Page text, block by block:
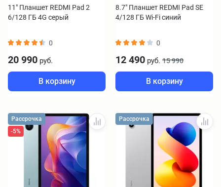
11" Планшет REDMI Pad 2
6/128 ГБ 4G серый
0
20 990 руб.
В корзину
8.7" Планшет REDMI Pad SE
4/128 ГБ Wi-Fi синий
0
12 490 руб. 15 990
В корзину
Рассрочка
-5%
Рассрочка